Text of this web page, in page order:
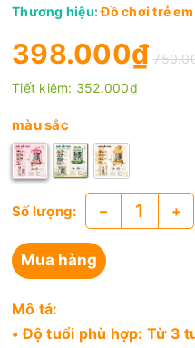
Thương hiệu:Đồ chơi trẻ
398.000₫
Tiết kiệm: 352.000₫
màu sắc
Số lượng: – +
Mua hàng
Mô tả:
• Độ tuổi phù hợp: Từ 3